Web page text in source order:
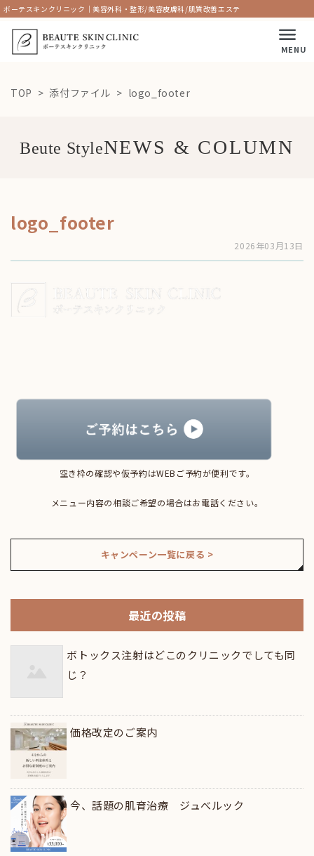
ボーテスキンクリニック｜美容外科・整形/美容皮膚科/肌質改善エステ
MENU
TOP 添付ファイル logo_footer
Beute Style
logo_footer
2026年03月13日
空き枠の確認や仮予約はWEBご予約が便利です。
メニュー内容の相談ご希望の場合はお電話ください。
キャンペーン一覧に戻る >
最近の投稿
ボトックス注射はどこのクリニックでしても同
じ？
価格改定のご案内
今、話題の肌育治療 ジュべルック